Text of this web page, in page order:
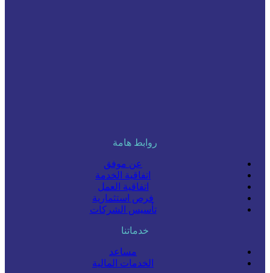
روابط هامة
عن موفق
اتفاقية الخدمة
اتفاقية العمل
فرص استثمارية
تأسيس الشركات
خدماتنا
مساعد
الخدمات المالية